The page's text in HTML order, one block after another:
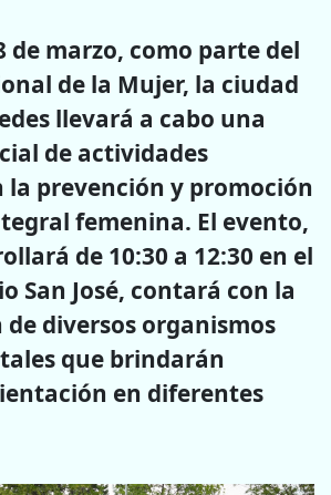
de marzo, como parte del
de la Mujer, la ciudad
llevará a cabo una
de actividades
la prevención y promoción
femenina. El evento,
de 10:30 a 12:30 en el
San José, contará con la
diversos organismos
que brindarán
en diferentes